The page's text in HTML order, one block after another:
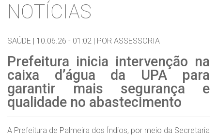
NOTÍCIAS
SAÚDE | 10.06.26 - 01:02 | POR ASSESSORIA
Prefeitura inicia intervenção na
caixa d’água da UPA para
garantir mais segurança e
qualidade no abastecimento
A Prefeitura de Palmeira dos Índios, por meio da Secretaria